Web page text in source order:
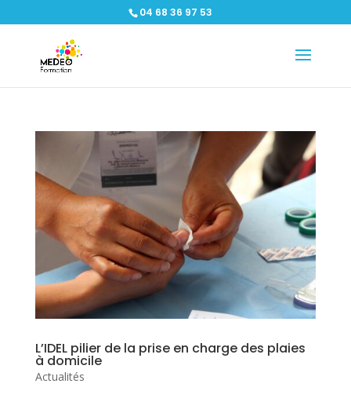
04 68 36 97 53
L’IDEL pilier de la prise en charge des plaies
à domicile
Actualités